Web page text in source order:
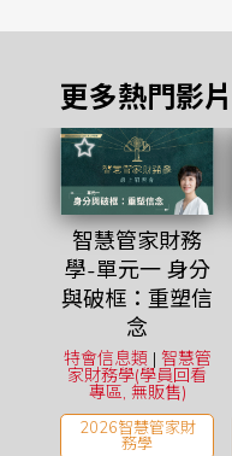
更多熱門影片
智慧管家財務
學-單元一 身分
與破框：重塑信
念
特會信息類 | 智慧管
家財務學(學員回看
專區, 無販售)
2026智慧管家財
務學